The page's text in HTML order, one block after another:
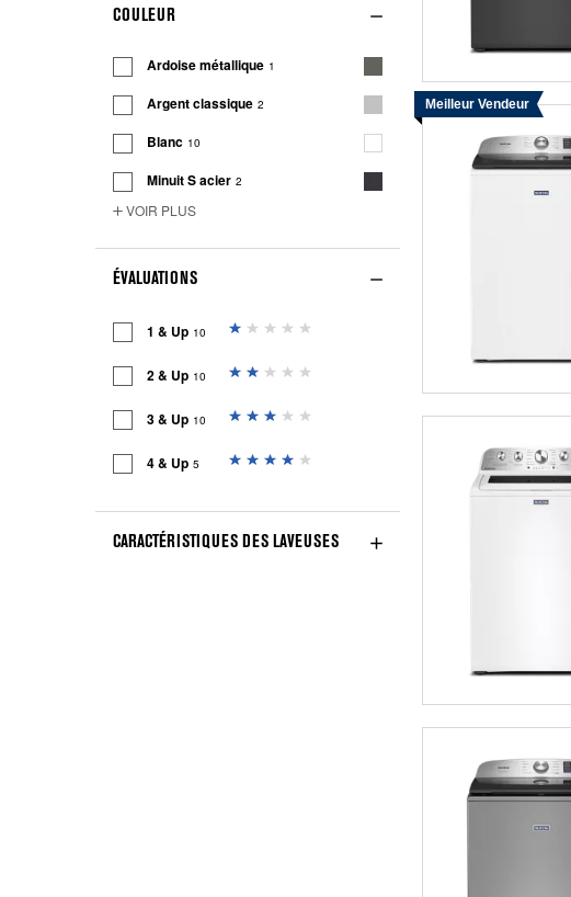
COULEUR
Ardoise métallique 1
Argent classique 2
Blanc 10
Minuit S acier 2
VOIR PLUS
ÉVALUATIONS
1 & Up 10
2 & Up 10
3 & Up 10
4 & Up 5
CARACTÉRISTIQUES DES LAVEUSES
Meilleur Vendeur